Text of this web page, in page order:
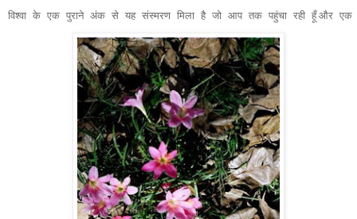
विश्वा के एक पुराने अंक से यह संस्मरण मिला है जो आप तक पहुंचा रही हूँ और एक